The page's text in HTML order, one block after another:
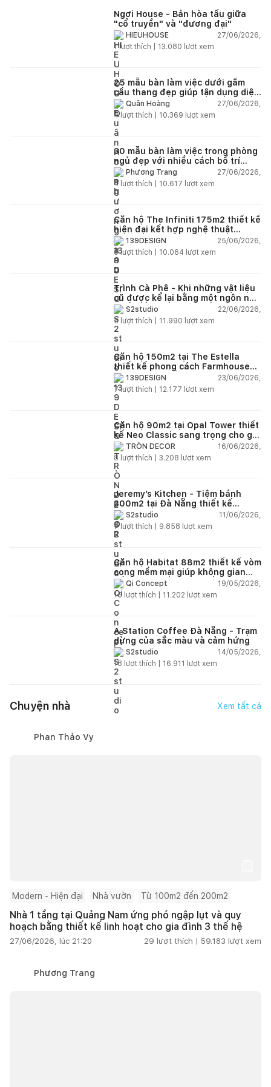
mỗi con người, khơi mở sự tinh tế giữa người – vật – cảnh –
Thông tin công trình:
Địa điểm: Số 10 Sông Hậu, Cái Khế, Ninh Kiều, Cần Thơ
Năm hoàn thành: 2024
Đơn vị thiết kế & thi công: BSA Design & Build Firm®
KTS chủ trì: Nguyễn Đức Phương
Nhiếp ảnh gia:Minq Bui
Ngơi House - Bản hòa tấu giữa
"cổ truyền" và "đương đại"
HIEUHOUSE
27/06/2026,
1lượt thích | 13.080 lượt xem
25 mẫu bàn làm việc dưới gầm
cầu thang đẹp giúp tận dụng diện
tích tưởng chừng bị bỏ quên
Quân Hoàng
27/06/2026,
4lượt thích | 10.369 lượt xem
30 mẫu bàn làm việc trong phòng
ngủ đẹp với nhiều cách bố trí
thông minh cho mọi diện tích
Phương Trang
27/06/2026,
4 lượt thích | 10.617 lượt xem
Căn hộ The Infiniti 175m2 thiết kế
hiện đại kết hợp nghệ thuật
Modern Art đầy cảm xúc
139DESIGN
25/06/2026,
6lượt thích | 10.064 lượt xem
Trình Cà Phê - Khi những vật liệu
cũ được kể lại bằng một ngôn ngữ
thiết kế mới
S2studio
22/06/2026,
5 lượt thích | 11.990 lượt xem
Căn hộ 150m2 tại The Estella
thiết kế phong cách Farmhouse
thanh lịch và ấm áp
139DESIGN
23/06/2026,
7lượt thích | 12.177 lượt xem
Căn hộ 90m2 tại Opal Tower thiết
kế Neo Classic sang trọng cho gia
đình trẻ
TRÒN DECOR
16/06/2026,
8 lượt thích | 3.208 lượt xem
Jeremy’s Kitchen - Tiệm bánh
300m2 tại Đà Nẵng thiết kế
phong cách công nghiệp hiện đại
ngập tràn ánh sáng tự nhiên
S2studio
11/06/2026,
7lượt thích | 9.858 lượt xem
Căn hộ Habitat 88m2 thiết kế vòm
cong mềm mại giúp không gian
sống hiện đại trở nên ấm áp hơn
Qi Concept
19/05/2026,
15 lượt thích | 11.202 lượt xem
A Station Coffee Đà Nẵng - Trạm
dừng của sắc màu và cảm hứng
S2studio
14/05/2026,
18 lượt thích | 16.911 lượt xem
Chuyện nhà Xem tất cả
Phan Thảo Vy
Modern - Hiện đại Nhà vườn Từ 100m2 đến 200m2
Nhà 1 tầng tại Quảng Nam ứng phó ngập lụt và quy
hoạch bằng thiết kế linh hoạt cho gia đình 3 thế hệ
27/06/2026, lúc 21:20 29 lượt thích | 59.183 lượt xem
Phương Trang